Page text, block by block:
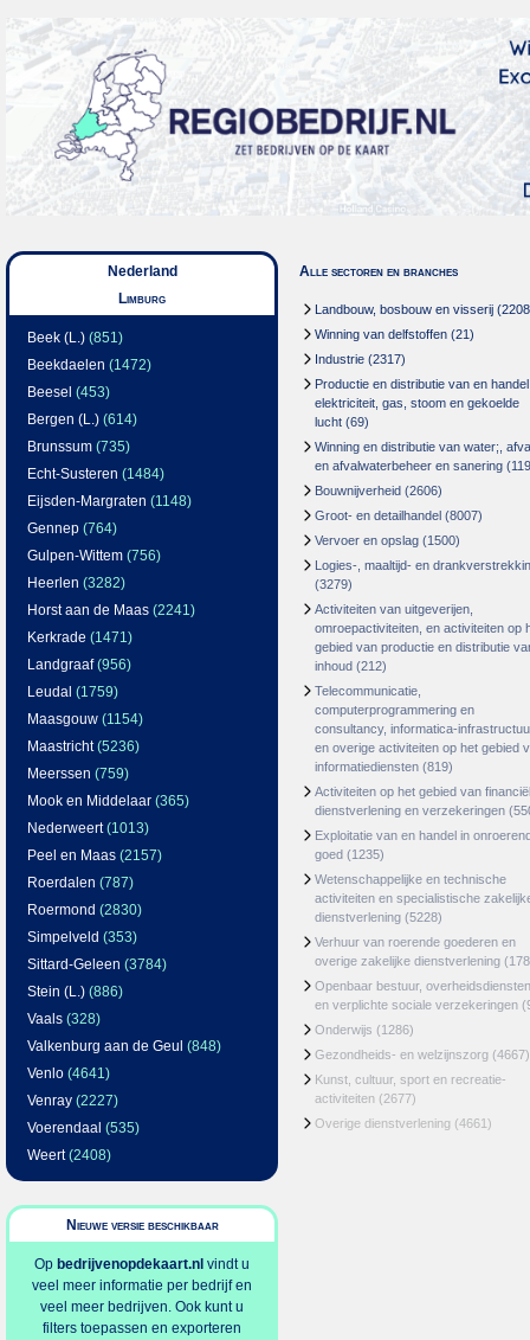
Nederland
Limburg
Beek (L.) (851)
Beekdaelen (1472)
Beesel (453)
Bergen (L.) (614)
Brunssum (735)
Echt-Susteren (1484)
Eijsden-Margraten (1148)
Gennep (764)
Gulpen-Wittem (756)
Heerlen (3282)
Horst aan de Maas (2241)
Kerkrade (1471)
Landgraaf(956)
Leudal (1759)
Maasgouw (1154)
Maastricht(5236)
Meerssen (759)
Mook en Middelaar (365)
Nederweert(1013)
Peel en Maas (2157)
Roerdalen (787)
Roermond (2830)
Simpelveld (353)
Sittard-Geleen (3784)
Stein (L.) (886)
Vaals (328)
Valkenburg aan de Geul (848)
Venlo (4641)
Venray (2227)
Voerendaal (535)
Weert(2408)
Nieuwe versie beschikbaar
Op bedrijvenopdekaart.nl vindt u
veel meer informatie per bedrijf en
veel meer bedrijven. Ook kunt u
filters toepassen en exporteren
Alle sectoren en branches
Landbouw, bosbouw en visserij
Winning van delfstoffen (21)
Industrie (2317)
Productie en distributie van en
elektriciteit, gas, stoom en gekoelde
lucht (69)
Winning en distributie van water;,
en afvalwaterbeheer en sanering
Bouwnijverheid (2606)
Groot- en detailhandel (8007)
Vervoer en opslag (1500)
Logies-, maaltijd- en
(3279)
Activiteiten van uitgeverijen,
omroepactiviteiten, en activiteiten op
gebied van productie en distributie
inhoud (212)
Telecommunicatie,
computerprogrammering en
consultancy, informatica-
en overige activiteiten op het gebied
informatiediensten (819)
Activiteiten op het gebied van
dienstverlening en verzekeringen
Exploitatie van en handel in
goed (1235)
Wetenschappelijke en technische
activiteiten en specialistische
dienstverlening (5228)
Verhuur van roerende goederen en
overige zakelijke dienstverlening
Openbaar bestuur, overheidsdiensten
en verplichte sociale verzekeringen
Onderwijs (1286)
Gezondheids- en welzijnszorg (4667)
Kunst, cultuur, sport en recreatie-
activiteiten (2677)
Overige dienstverlening (4661)